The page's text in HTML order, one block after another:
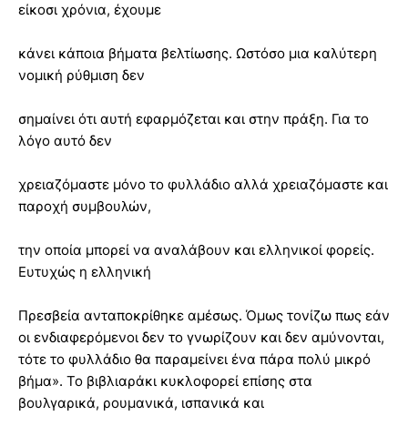
είκοσι χρόνια, έχουμε
κάνει κάποια βήματα βελτίωσης. Ωστόσο μια καλύτερη
νομική ρύθμιση δεν
σημαίνει ότι αυτή εφαρμόζεται και στην πράξη. Για το
λόγο αυτό δεν
χρειαζόμαστε μόνο το φυλλάδιο αλλά χρειαζόμαστε και
παροχή συμβουλών,
την οποία μπορεί να αναλάβουν και ελληνικοί φορείς.
Ευτυχώς η ελληνική
Πρεσβεία ανταποκρίθηκε αμέσως. Όμως τονίζω πως εάν
οι ενδιαφερόμενοι δεν το γνωρίζουν και δεν αμύνονται,
τότε το φυλλάδιο θα παραμείνει ένα πάρα πολύ μικρό
βήμα». Το βιβλιαράκι κυκλοφορεί επίσης στα
βουλγαρικά, ρουμανικά, ισπανικά και